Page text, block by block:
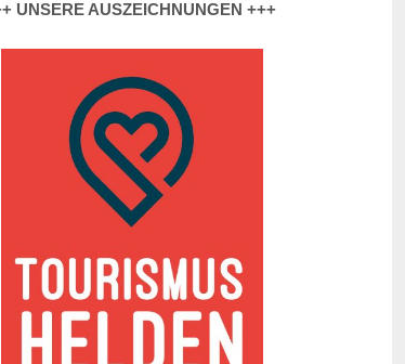
UNSERE AUSZEICHNUNGEN +++